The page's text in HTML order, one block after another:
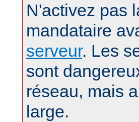
N'activez pas
mandataire
serveur. Les
sont
réseau, mais
large.